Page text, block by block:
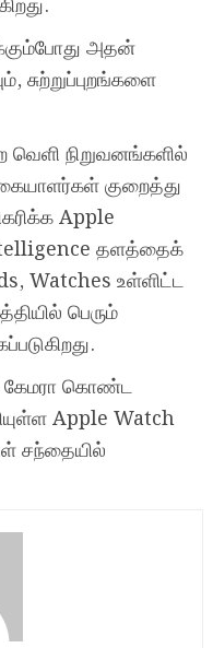
அதன்
வெளி நிறுவனங்களில்
குறைத்து
Apple
தளத்தைக்
Watches உள்ளிட்ட
பெரும்
கேமரா கொண்ட
Apple Watch
சந்தையில்